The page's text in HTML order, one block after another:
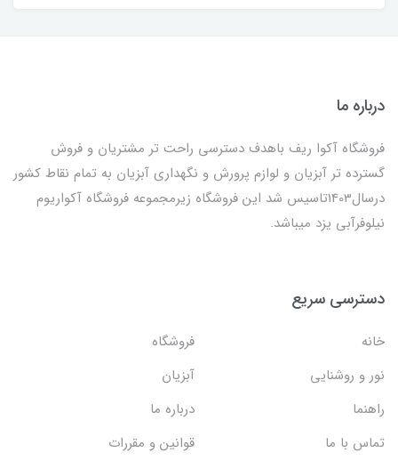
درباره ما
فروشگاه آکوا ریف باهدف دسترسی راحت تر مشتریان و فروش
گسترده تر آبزیان و لوازم پرورش و نگهداری آبزیان به تمام نقاط کشور
درسال1403تاسیس شد این فروشگاه زیرمجموعه فروشگاه آکواریوم
نیلوفرآبی یزد میباشد.
دسترسی سریع
خانه
فروشگاه
نور و روشنایی
آبزیان
راهنما
درباره ما
تماس با ما
قوانین و مقررات